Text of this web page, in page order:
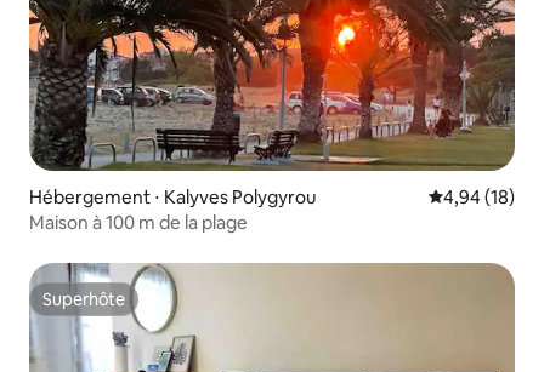
Hébergement ⋅ Kalyves Polygyrou Évaluation
4,94 (18)
Maison à 100 m de la plage
Superhôte
Superhôte